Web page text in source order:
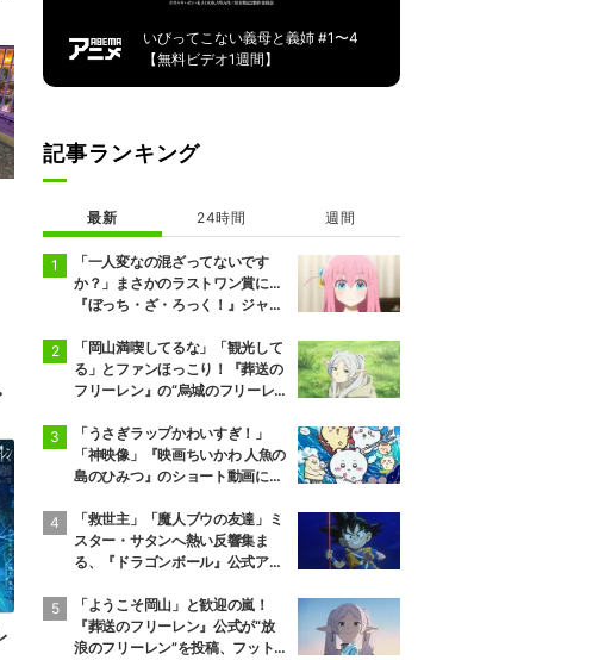
いびってこない義母と義姉 #1〜4
【無料ビデオ1週間】
記事ランキング
最新 24時間 週間
「一人変なの混ざってないです
か？」まさかのラストワン賞に…
『ぼっち・ざ・ろっく！』ジャー
「岡山満喫してるな」「観光して
る」とファンほっこり！『葬送の
フリーレン』の“烏城のフリーレ
「うさぎラップかわいすぎ！」
「神映像」『映画ちいかわ 人魚の
島のひみつ』のショート動画に
響
「救世主」「魔人ブウの友達」ミ
スター・サタンへ熱い反響集ま
る、『ドラゴンボール』公式アカ
「ようこそ岡山」と歓迎の嵐！
『葬送のフリーレン』公式が“放
浪のフリーレン”を投稿、フット